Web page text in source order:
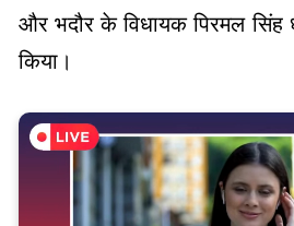
और भदौर के विधायक पिरमल सिंह
किया।